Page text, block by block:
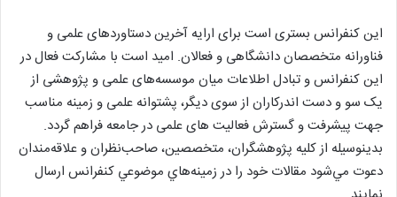
این کنفرانس بستری است برای ارایه آخرین دستاوردهای علمی و
فناورانه متخصصان دانشگاهی و فعالان. امید است با مشارکت فعال در
این کنفرانس و تبادل اطلاعات میان موسسه‌های علمی و پژوهشی از
یک سو و دست اندرکاران از سوی دیگر، پشتوانه علمی و زمینه مناسب
جهت پیشرفت و گسترش فعالیت های علمی در جامعه فراهم گردد.
بدينوسيله از كليه پژوهشگران، متخصصين، صاحب‌نظران و علاقه‌مندان
دعوت مي‌شود مقالات خود را در زمينه‌هاي موضوعي كنفرانس ارسال